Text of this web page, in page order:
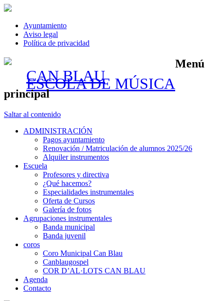
Ayuntamiento
Aviso legal
Política de privacidad
CAN BLAU
ESCOLA DE MÚSICA
Menú
principal
Saltar al contenido
ADMINISTRACIÓN
Pagos ayuntamiento
Renovación / Matriculación de alumnos 2025/26
Alquiler instrumentos
Escuela
Profesores y directiva
¿Qué hacemos?
Especialidades instrumentales
Oferta de Cursos
Galería de fotos
Agrupaciones instrumentales
Banda municipal
Banda juvenil
coros
Coro Municipal Can Blau
Canblaugospel
COR D’AL·LOTS CAN BLAU
Agenda
Contacto